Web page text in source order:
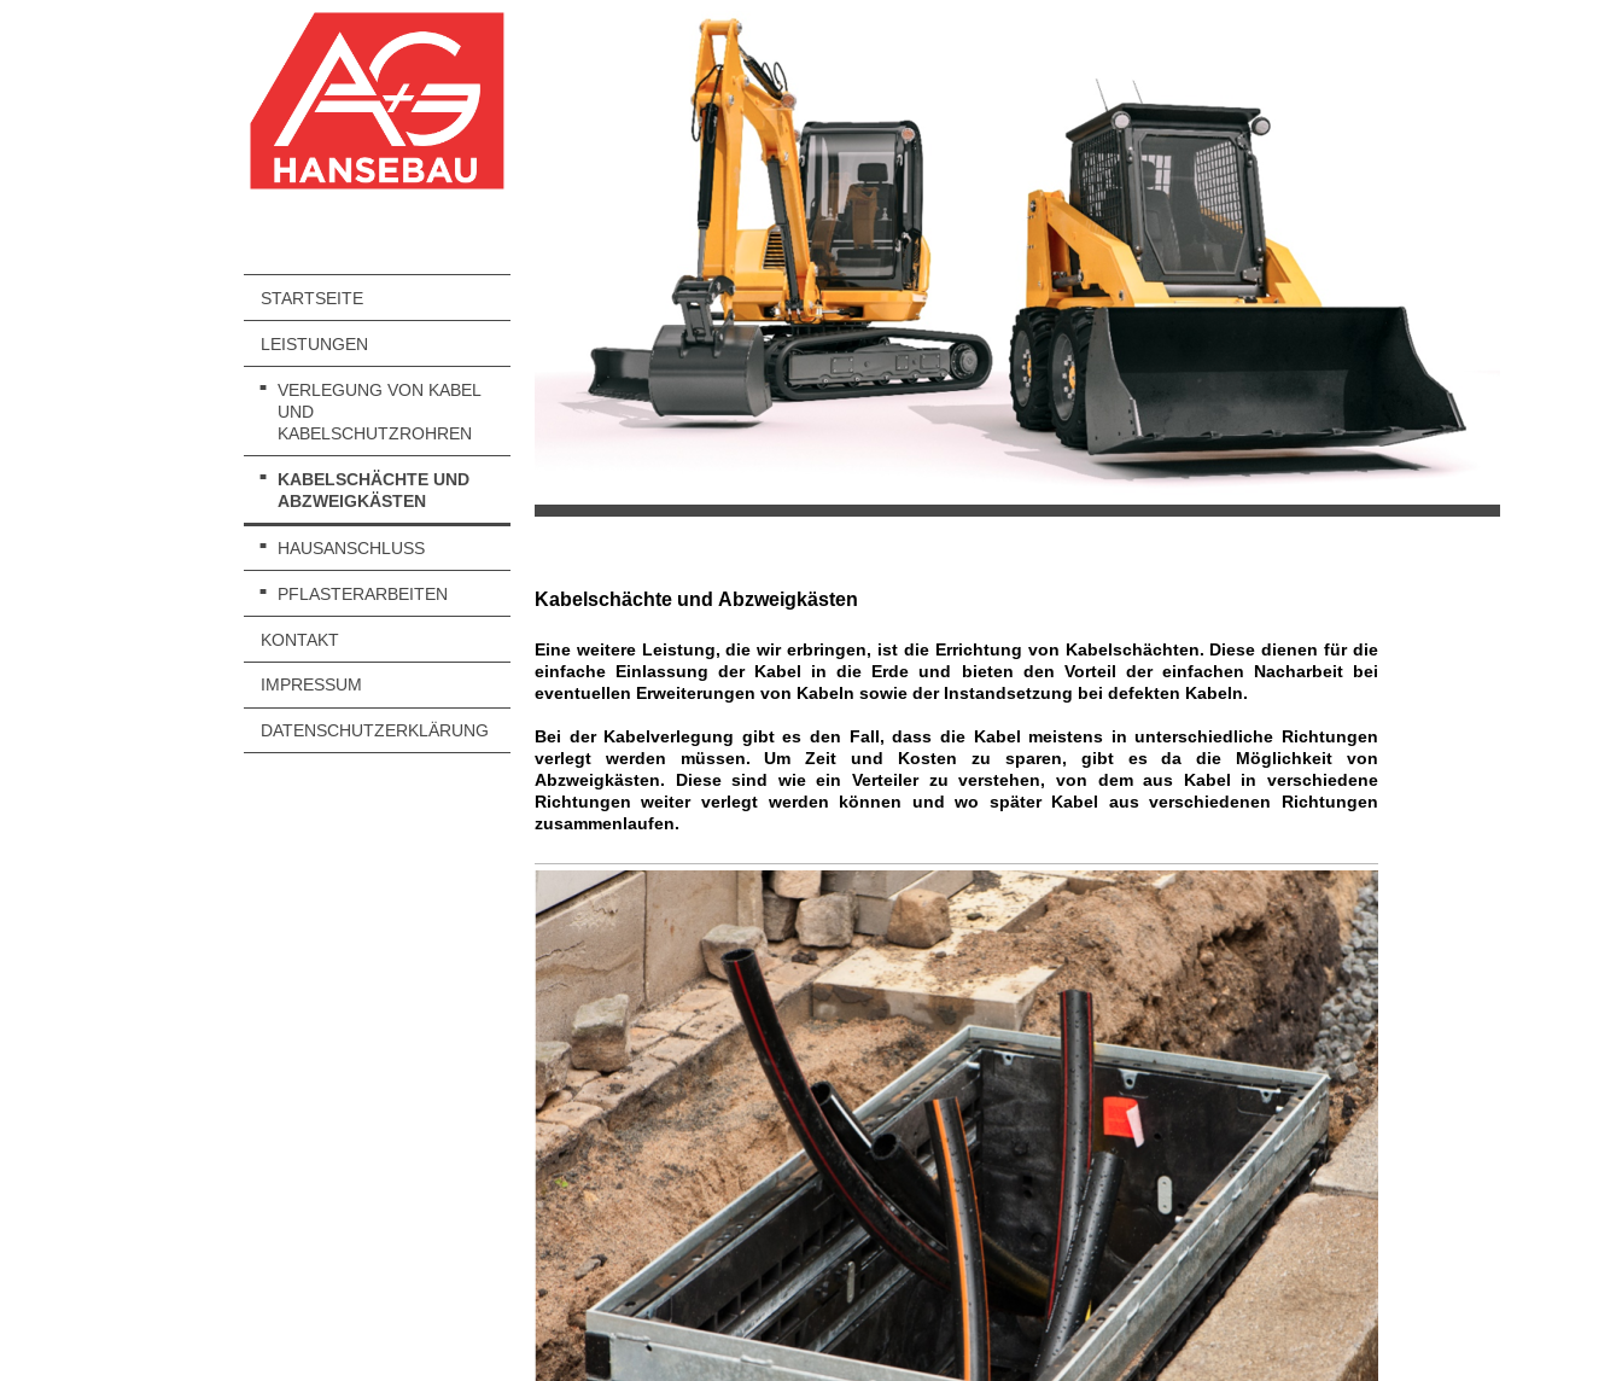
STARTSEITE
LEISTUNGEN
VERLEGUNG VON KABEL
UND
KABELSCHUTZROHREN
KABELSCHÄCHTE UND
ABZWEIGKÄSTEN
HAUSANSCHLUSS
PFLASTERARBEITEN
KONTAKT
IMPRESSUM
DATENSCHUTZERKLÄRUNG
Kabelschächte und Abzweigkästen
Eine weitere Leistung, die wir erbringen, ist die Errichtung von Kabelschächten. Diese dienen für die
einfache Einlassung der Kabel in die Erde und bieten den Vorteil der einfachen Nacharbeit bei
eventuellen Erweiterungen von Kabeln sowie der Instandsetzung bei defekten Kabeln.
Bei der Kabelverlegung gibt es den Fall, dass die Kabel meistens in unterschiedliche Richtungen
verlegt werden müssen. Um Zeit und Kosten zu sparen, gibt es da die Möglichkeit von
Abzweigkästen. Diese sind wie ein Verteiler zu verstehen, von dem aus Kabel in verschiedene
Richtungen weiter verlegt werden können und wo später Kabel aus verschiedenen Richtungen
zusammenlaufen.